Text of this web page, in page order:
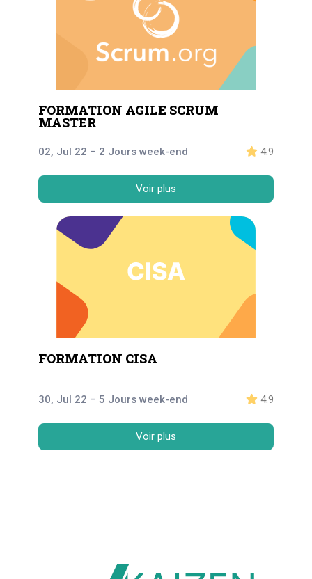
FORMATION AGILE SCRUM
MASTER
02, Jul 22 – 2 Jours week-end 4.9
Voir plus
FORMATION CISA
30, Jul 22 – 5 Jours week-end 4.9
Voir plus